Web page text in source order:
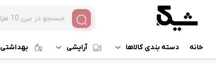
خانه دسته بندی کالاها آرایشی بهداشتی